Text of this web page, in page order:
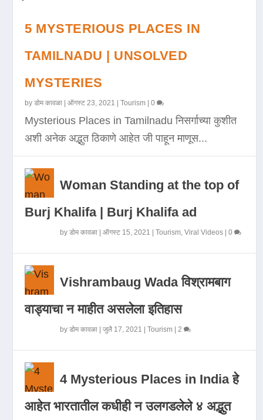
5 MYSTERIOUS PLACES IN
TAMILNADU | UNSOLVED
MYSTERIES
byडोम कावळा |ऑगस्ट 23, 2021 |Tourism |0
Mysterious Places in Tamilnadu निसर्गाच्या कुशीत
अशी अनेक अद्भुत ठिकाणे आहेत जी पाहून माणूस...
Woman Standing at the top of
Burj Khalifa | Burj Khalifa ad
byडोम कावळा |ऑगस्ट 15, 2021 |Tourism,Viral Videos |0
Vishrambaug Wada विश्रामबाग
वाड्याचा न माहीत असलेला इतिहास
byडोम कावळा |जुलै 17, 2021 |Tourism |2
4 Mysterious Places in India हे
आहेत भारतातील कधीही न उलगडलेले ४ अद्भुत